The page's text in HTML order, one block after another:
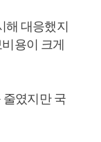
대응했지
용이 크게
줄였지만 국